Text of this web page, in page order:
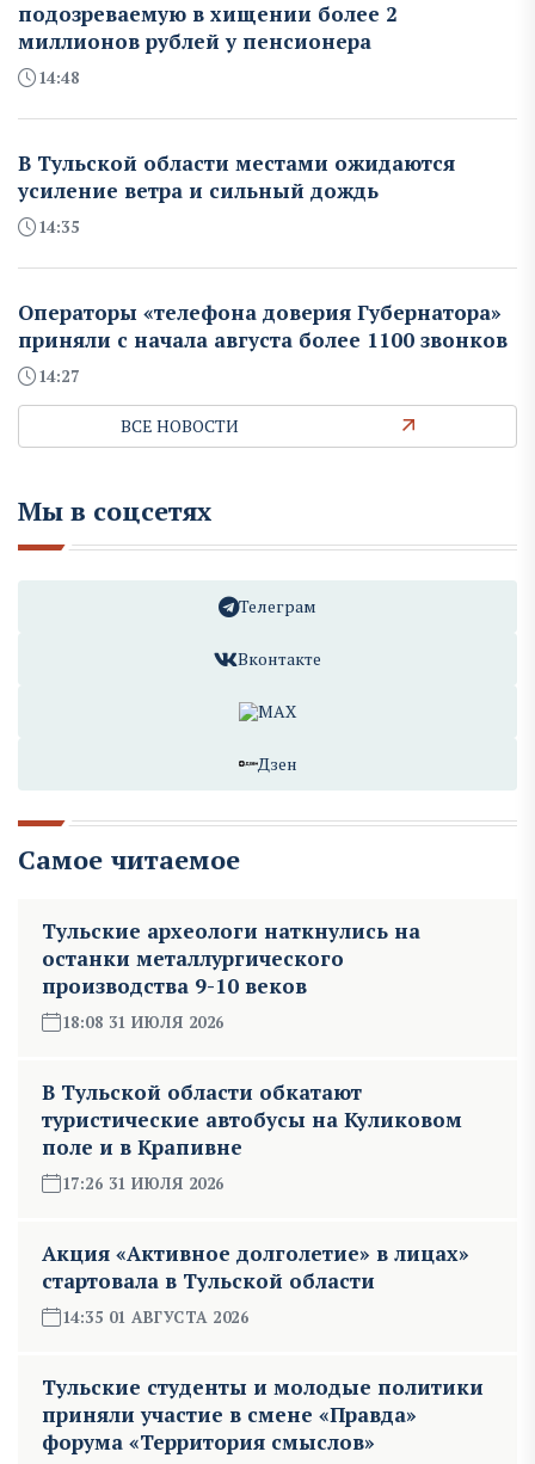
подозреваемую в хищении более 2
миллионов рублей у пенсионера
14:48
В Тульской области местами ожидаются
усиление ветра и сильный дождь
14:35
Операторы «телефона доверия Губернатора»
приняли с начала августа более 1100 звонков
14:27
ВСЕ НОВОСТИ
Мы в соцсетях
Телеграм
Вконтакте
MAX
Дзен
Самое читаемое
Тульские археологи наткнулись на
останки металлургического
производства 9-10 веков
18:08 31 ИЮЛЯ 2026
В Тульской области обкатают
туристические автобусы на Куликовом
поле и в Крапивне
17:26 31 ИЮЛЯ 2026
Акция «Активное долголетие» в лицах»
стартовала в Тульской области
14:35 01 АВГУСТА 2026
Тульские студенты и молодые политики
приняли участие в смене «Правда»
форума «Территория смыслов»